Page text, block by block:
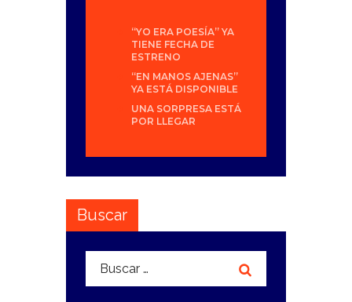
“YO ERA POESÍA” YA
TIENE FECHA DE
ESTRENO
“EN MANOS AJENAS”
YA ESTÁ DISPONIBLE
UNA SORPRESA ESTÁ
POR LLEGAR
Buscar
Buscar: